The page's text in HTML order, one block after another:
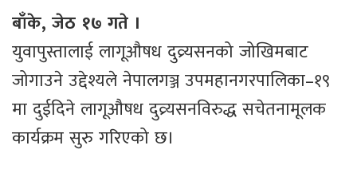
बाँके, जेठ १७ गते ।
युवापुस्तालाई लागूऔषध दुव्र्यसनको जोखिमबाट
जोगाउने उद्देश्यले नेपालगञ्ज उपमहानगरपालिका–१९
मा दुईदिने लागूऔषध दुव्र्यसनविरुद्ध सचेतनामूलक
कार्यक्रम सुरु गरिएको छ।